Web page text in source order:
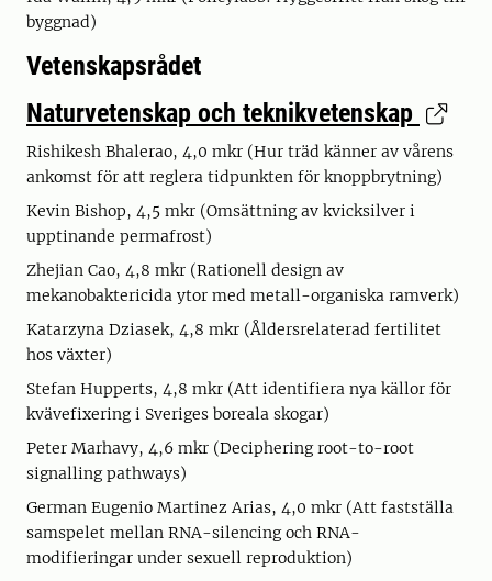
byggnad)
Vetenskapsrådet
Naturvetenskap och teknikvetenskap
Rishikesh Bhalerao, 4,0 mkr (Hur träd känner av vårens
ankomst för att reglera tidpunkten för knoppbrytning)
Kevin Bishop, 4,5 mkr (Omsättning av kvicksilver i
upptinande permafrost)
Zhejian Cao, 4,8 mkr (Rationell design av
mekanobaktericida ytor med metall-organiska ramverk)
Katarzyna Dziasek, 4,8 mkr (Åldersrelaterad fertilitet
hos växter)
Stefan Hupperts, 4,8 mkr (Att identifiera nya källor för
kvävefixering i Sveriges boreala skogar)
Peter Marhavy, 4,6 mkr (Deciphering root-to-root
signalling pathways)
German Eugenio Martinez Arias, 4,0 mkr (Att fastställa
samspelet mellan RNA-silencing och RNA-
modifieringar under sexuell reproduktion)